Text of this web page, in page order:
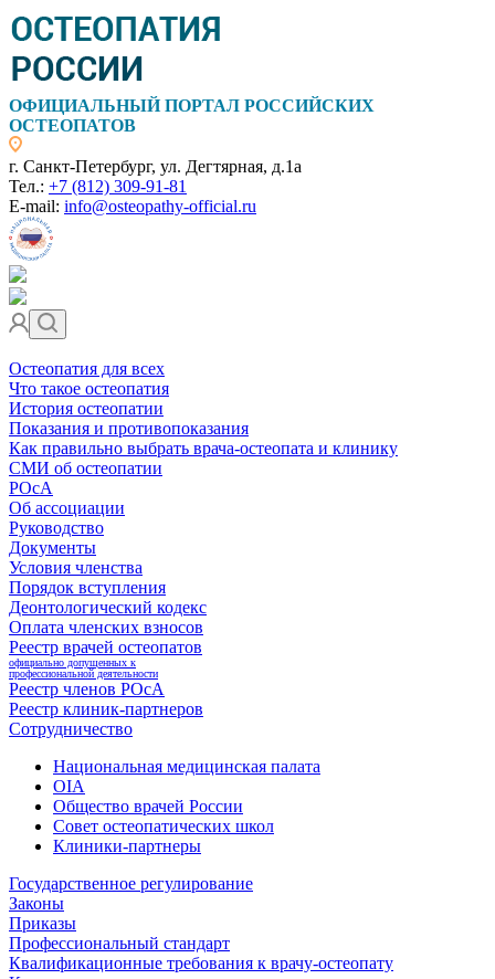
ОФИЦИАЛЬНЫЙ ПОРТАЛ РОССИЙСКИХ
ОСТЕОПАТОВ
г. Санкт-Петербург, ул. Дегтярная, д.1а
Тел.: +7 (812) 309-91-81
E-mail: info@osteopathy-official.ru
Остеопатия для всех
Что такое остеопатия
История остеопатии
Показания и противопоказания
Как правильно выбрать врача-остеопата и клинику
СМИ об остеопатии
РОсА
Об ассоциации
Руководство
Документы
Условия членства
Порядок вступления
Деонтологический кодекс
Оплата членских взносов
Реестр врачей остеопатов
официально допущенных к
профессиональной деятельности
Реестр членов РОсА
Реестр клиник-партнеров
Сотрудничество
Национальная медицинская палата
OIA
Общество врачей России
Совет остеопатических школ
Клиники-партнеры
Государственное регулирование
Законы
Приказы
Профессиональный стандарт
Квалификационные требования к врачу-остеопату